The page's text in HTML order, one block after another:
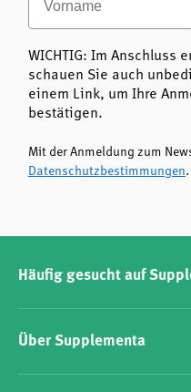
I LIKE IT CLEAN FOR MY
Premium-Qualität.
WICHTIG: Im Anschluss
schauen Sie auch
einem Link, um Ihre
bestätigen.
Mit der Anmeldung zum
Datenschutzbestimmungen.
Häufig gesucht auf
Über Supplementa